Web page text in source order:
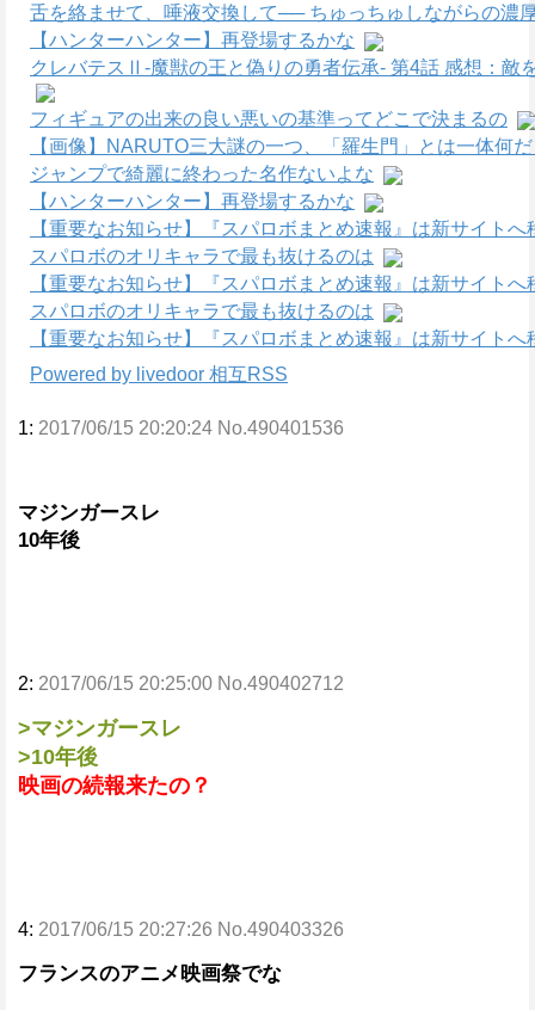
舌を絡ませて、唾液交換して── ちゅっちゅしながらの濃
【ハンターハンター】再登場するかな
クレバテスⅡ-魔獣の王と偽りの勇者伝承- 第4話 感想：敵
フィギュアの出来の良い悪いの基準ってどこで決まるの
【画像】NARUTO三大謎の一つ、「羅生門」とは一体何
ジャンプで綺麗に終わった名作ないよな
【ハンターハンター】再登場するかな
【重要なお知らせ】『スパロボまとめ速報』は新サイトへ
スパロボのオリキャラで最も抜けるのは
【重要なお知らせ】『スパロボまとめ速報』は新サイトへ
スパロボのオリキャラで最も抜けるのは
【重要なお知らせ】『スパロボまとめ速報』は新サイトへ
Powered by livedoor 相互RSS
1: 2017/06/15 20:20:24 No.490401536
マジンガースレ
10年後
2: 2017/06/15 20:25:00 No.490402712
>マジンガースレ
>10年後
映画の続報来たの？
4: 2017/06/15 20:27:26 No.490403326
フランスのアニメ映画祭でな